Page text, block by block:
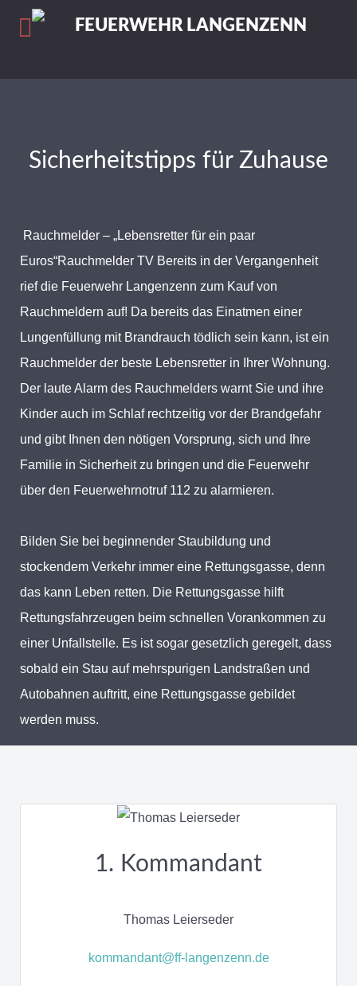
Sicherheitstipps für Zuhause
Rauchmelder – „Lebensretter für ein paar
Euros“Rauchmelder TV Bereits in der Vergangenheit
rief die Feuerwehr Langenzenn zum Kauf von
Rauchmeldern auf! Da bereits das Einatmen einer
Lungenfüllung mit Brandrauch tödlich sein kann, ist ein
Rauchmelder der beste Lebensretter in Ihrer Wohnung.
Der laute Alarm des Rauchmelders warnt Sie und ihre
Kinder auch im Schlaf rechtzeitig vor der Brandgefahr
und gibt Ihnen den nötigen Vorsprung, sich und Ihre
Familie in Sicherheit zu bringen und die Feuerwehr
über den Feuerwehrnotruf 112 zu alarmieren.
Bilden Sie bei beginnender Staubildung und
stockendem Verkehr immer eine Rettungsgasse, denn
das kann Leben retten. Die Rettungsgasse hilft
Rettungsfahrzeugen beim schnellen Vorankommen zu
einer Unfallstelle. Es ist sogar gesetzlich geregelt, dass
sobald ein Stau auf mehrspurigen Landstraßen und
Autobahnen auftritt, eine Rettungsgasse gebildet
werden muss.
1. Kommandant
Thomas Leierseder
kommandant@ff-langenzenn.de